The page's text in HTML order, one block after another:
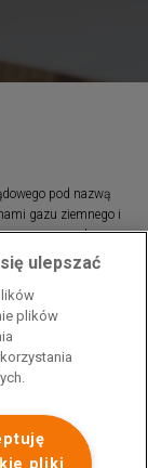
pod nazwą
gazu ziemnego i
w ramach
elektrycznej w
ulepszać
plików
pliki